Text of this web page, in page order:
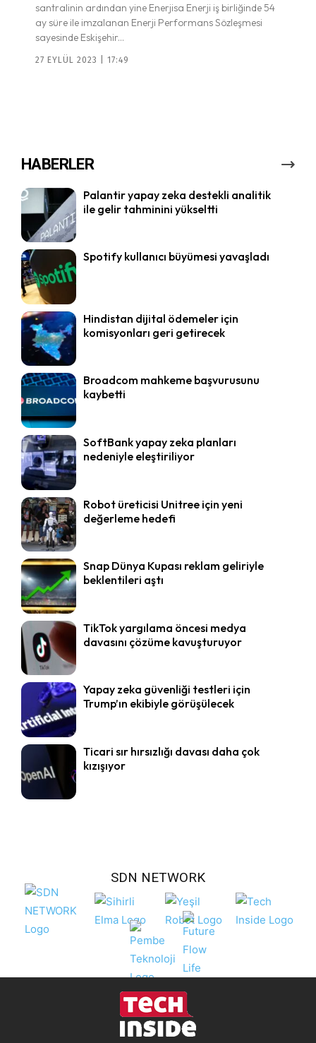
santralinin ardından yine Enerjisa Enerji iş birliğinde 54
ay süre ile imzalanan Enerji Performans Sözleşmesi
sayesinde Eskişehir...
27 EYLÜL 2023 | 17:49
HABERLER
Palantir yapay zeka destekli analitik
ile gelir tahminini yükseltti
Spotify kullanıcı büyümesi yavaşladı
Hindistan dijital ödemeler için
komisyonları geri getirecek
Broadcom mahkeme başvurusunu
kaybetti
SoftBank yapay zeka planları
nedeniyle eleştiriliyor
Robot üreticisi Unitree için yeni
değerleme hedefi
Snap Dünya Kupası reklam geliriyle
beklentileri aştı
TikTok yargılama öncesi medya
davasını çözüme kavuşturuyor
Yapay zeka güvenliği testleri için
Trump’ın ekibiyle görüşülecek
Ticari sır hırsızlığı davası daha çok
kızışıyor
SDN NETWORK